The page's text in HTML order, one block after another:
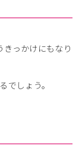
っかけにもなり
でしょう。